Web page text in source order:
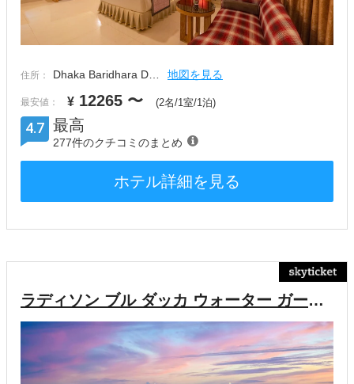
住所： Dhaka Baridhara D… 地図を見る
最安値： ¥ 12265 〜 (2名/1室/1泊)
4.7 最高
277件のクチコミのまとめ
ホテル詳細を見る
ラディソン ブル ダッカ ウォーター ガーデン